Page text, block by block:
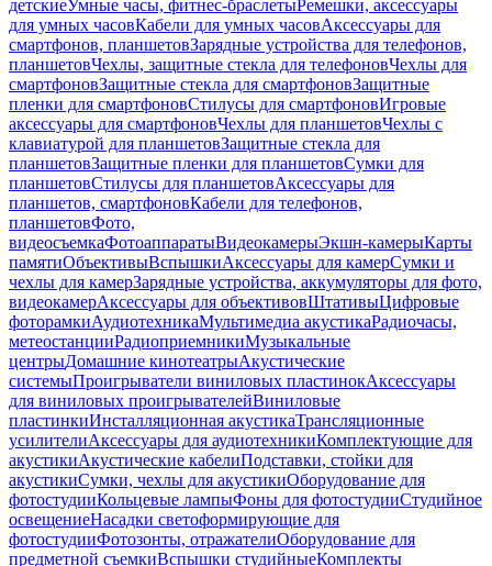
детскиеУмные часы, фитнес-браслетыРемешки, аксессуары
для умных часовКабели для умных часовАксессуары для
смартфонов, планшетовЗарядные устройства для телефонов,
планшетовЧехлы, защитные стекла для телефоновЧехлы для
смартфоновЗащитные стекла для смартфоновЗащитные
пленки для смартфоновСтилусы для смартфоновИгровые
аксессуары для смартфоновЧехлы для планшетовЧехлы с
клавиатурой для планшетовЗащитные стекла для
планшетовЗащитные пленки для планшетовСумки для
планшетовСтилусы для планшетовАксессуары для
планшетов, смартфоновКабели для телефонов,
планшетовФото,
видеосъемкаФотоаппаратыВидеокамерыЭкшн-камерыКарты
памятиОбъективыВспышкиАксессуары для камерСумки и
чехлы для камерЗарядные устройства, аккумуляторы для фото,
видеокамерАксессуары для объективовШтативыЦифровые
фоторамкиАудиотехникаМультимедиа акустикаРадиочасы,
метеостанцииРадиоприемникиМузыкальные
центрыДомашние кинотеатрыАкустические
системыПроигрыватели виниловых пластинокАксессуары
для виниловых проигрывателейВиниловые
пластинкиИнсталляционная акустикаТрансляционные
усилителиАксессуары для аудиотехникиКомплектующие для
акустикиАкустические кабелиПодставки, стойки для
акустикиСумки, чехлы для акустикиОборудование для
фотостудииКольцевые лампыФоны для фотостудииСтудийное
освещениеНасадки светоформирующие для
фотостудииФотозонты, отражателиОборудование для
предметной съемкиВспышки студийныеКомплекты